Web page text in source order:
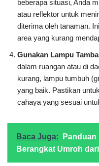
beberapa situasi, Anda
atau reflektor untuk
diterima oleh tanaman.
area yang kurang
Gunakan Lampu
dalam ruangan atau di
kurang, lampu tumbuh
yang baik. Pastikan
cahaya yang sesuai
Baca Juga:
Berangkat Umroh